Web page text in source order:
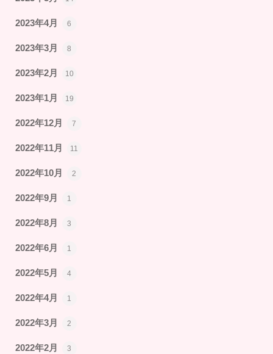
2023年4月 6
2023年3月 8
2023年2月 10
2023年1月 19
2022年12月 7
2022年11月 11
2022年10月 2
2022年9月 1
2022年8月 3
2022年6月 1
2022年5月 4
2022年4月 1
2022年3月 2
2022年2月 3